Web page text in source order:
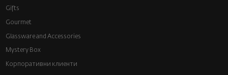
Gifts
Gourmet
Glassware and Аccessories
Mystery Box
Корпоративни клиенти